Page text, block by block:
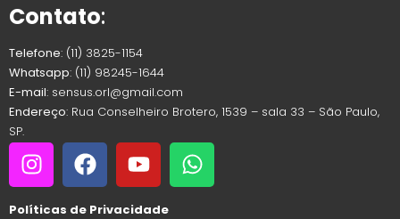
Contato:
Telefone: (11) 3825-1154
Whatsapp: (11) 98245-1644
E-mail: sensus.orl@gmail.com
Endereço: Rua Conselheiro Brotero, 1539 – sala 33 – São Paulo,
SP.
Políticas de Privacidade